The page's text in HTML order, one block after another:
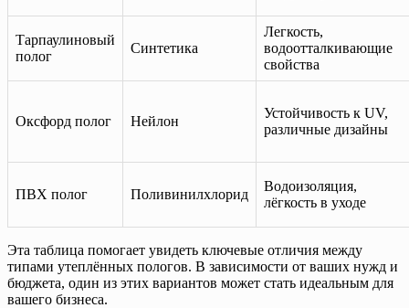
Тарпаулиновый
полог
Синтетика
Легкость,
водоотталкивающие
свойства
Оксфорд полог Нейлон
Устойчивость к UV,
различные дизайны
ПВХ полог Поливинилхлорид
Водоизоляция,
лёгкость в уходе
Эта таблица помогает увидеть ключевые отличия между
типами утеплённых пологов. В зависимости от ваших нужд и
бюджета, один из этих вариантов может стать идеальным для
вашего бизнеса.